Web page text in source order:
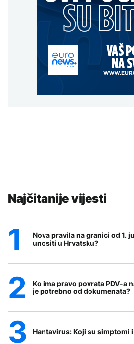
Najčitanije vijesti
Nova pravila na granici od 1.
unositi u Hrvatsku?
Ko ima pravo povrata PDV-a
je potrebno od dokumenata?
Hantavirus: Koji su simptomi